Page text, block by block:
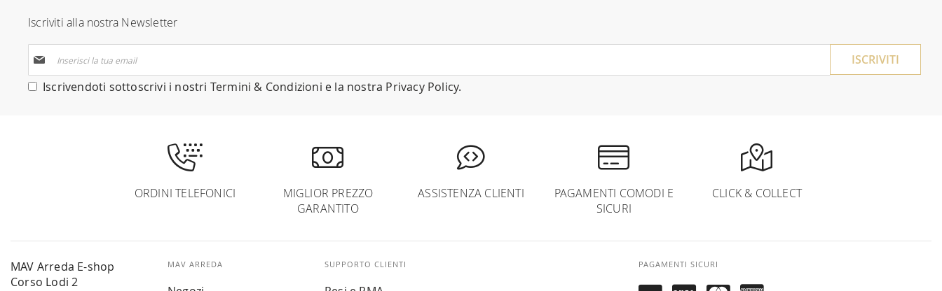
Iscriviti alla nostra Newsletter
alla
nostra
Iscrivendoti sottoscrivi i nostri Termini & Condizioni e la nostra Privacy Policy.
ISCRIVITI
ORDINI TELEFONICI
MIGLIOR PREZZO
GARANTITO
ASSISTENZA CLIENTI
PAGAMENTI COMODI E
SICURI
CLICK & COLLECT
MAV Arreda E-shop
Corso Lodi 2
MAV ARREDA SUPPORTO CLIENTI PAGAMENTI SICURI